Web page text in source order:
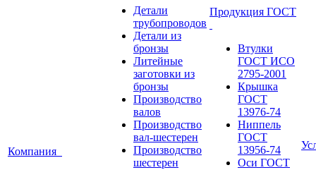
Компания
Детали
трубопроводов
Детали из
бронзы
Литейные
заготовки из
бронзы
Производство
валов
Производство
вал-шестерен
Производство
шестерен
Продукция ГОСТ
Втулки
ГОСТ ИСО
2795-2001
Крышка
ГОСТ
13976-74
Ниппель
ГОСТ
13956-74
Оси ГОСТ